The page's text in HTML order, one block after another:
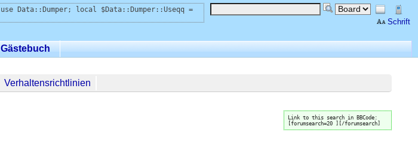
Schrift
use Data::Dumper; local $Data::Dumper::Useqq =
Gästebuch
Verhaltensrichtlinien
Link to this search in BBCode:
[forumsearch=20 ][/forumsearch]